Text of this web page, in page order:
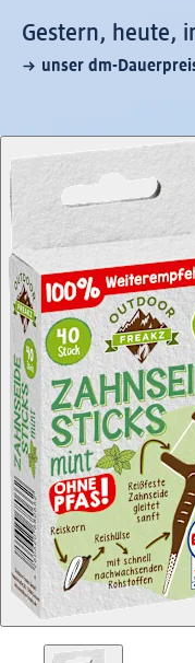
Gestern, heute,
unser dm-